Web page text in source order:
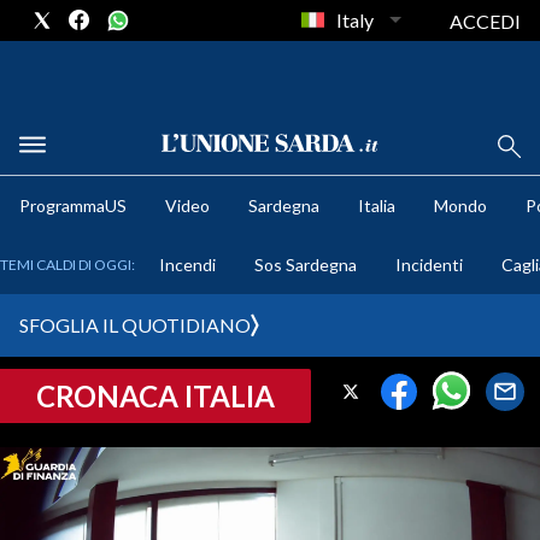
METEO
CRONACA SARDEGNA
PROVINCIA DI CAGLIARI
SULCIS IGLESIENTE
Italy ACCEDI
ProgrammaUS Video Sardegna Italia Mondo
TEMI CALDI DI OGGI: Incendi Sos Sardegna Incidenti
SFOGLIA IL QUOTIDIANO
CRONACA ITALIA